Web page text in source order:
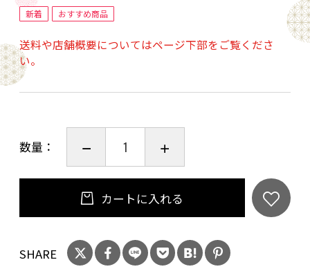
無しのシンプルなデザインになっていますの
で、気分に合わせてどちらもお楽しみいただけ
ます。
◎サイズ
◎材質
枠材：国産杉（赤身）
側面：和紙調アクリル／透明アクリル
電球：40wLED電球／E26型広配光タイプ／密閉
容器対応／定格寿命40000時間
新着 おすすめ商品
送料や店舗概要についてはページ下部をご覧くださ
い。
数量：
カートに入れる
SHARE